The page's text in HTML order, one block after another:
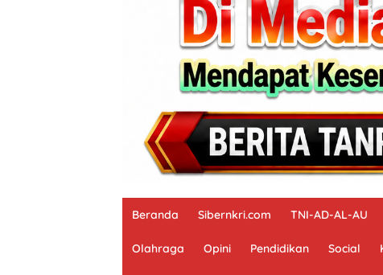
Beranda Sibernkri.com TNI-AD-AL-AU
Olahraga Opini Pendidikan Social